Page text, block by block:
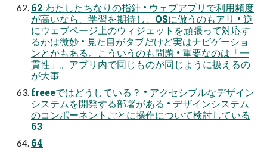
62 わたしたちなりの指針 • ウェブアプリで利用頻度
が高いなら、学習を期待し、OSに倣うのもアリ • 逆
にウェブページ上のウィジェットを頑張って対応す
るかは微妙 • 見た目がタブだけど実はナビゲーショ
ンとかもある。こういうのも問題 • 重要なのは「一
貫性」。アプリ内で同じものが同じように扱えるの
が大事
freeeではどうしている？ • アクセシブルなデザイン
システムを開発する部署がある • デザインシステム
のコンポーネントごとに操作について検討している
63
64